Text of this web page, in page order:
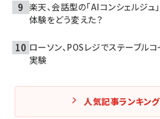
楽天、会話型の「AIコンシェルジ
体験をどう変えた？
ローソン、POSレジでステーブル
実験
人気記事ランキン